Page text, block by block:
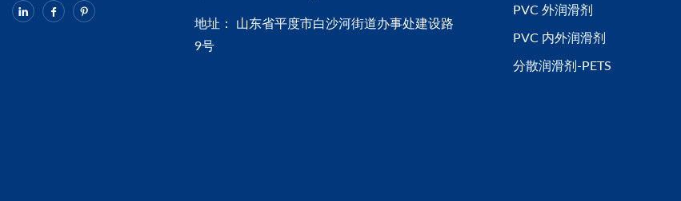
地址： 山东省平度市白沙河街道办事处建设路
9号
PVC 外润滑剂
PVC 内外润滑剂
分散润滑剂-PETS